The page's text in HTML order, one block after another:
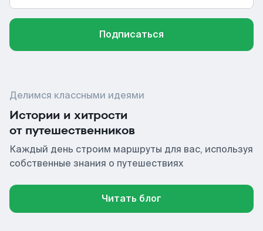
Подписаться
Делимся классными идеями
Истории и хитрости
от путешественников
Каждый день строим маршруты для вас, используя
собственные знания о путешествиях
Читать блог